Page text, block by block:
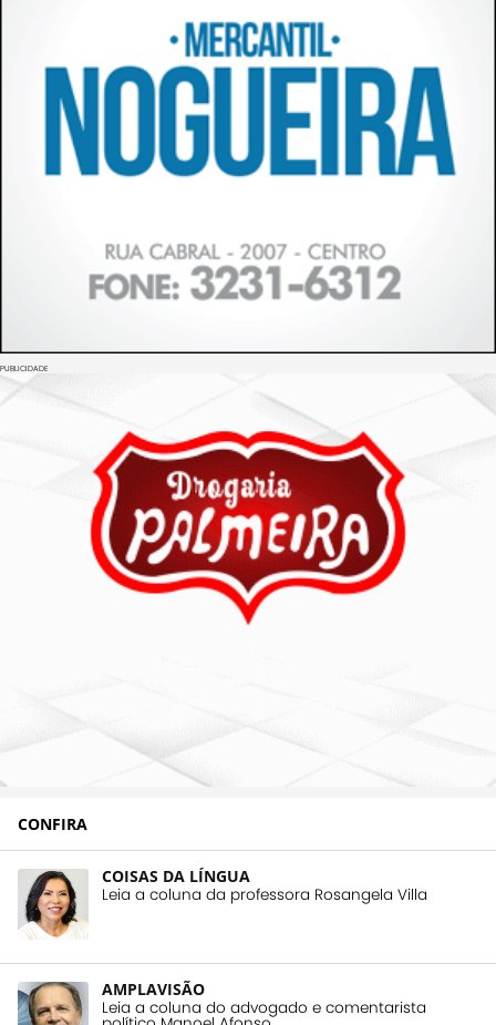
PUBLICIDADE
CONFIRA
COISAS DA LÍNGUA
Leia a coluna da professora Rosangela Villa
AMPLAVISÃO
Leia a coluna do advogado e comentarista